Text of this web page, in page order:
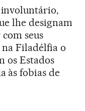
lhe designam
seus
Filadélfia o
os Estados
às fobias de